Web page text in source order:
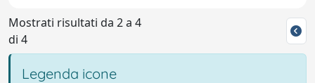
Mostrati risultati da 2 a 4
di 4
Legenda icone